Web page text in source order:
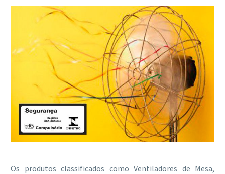
Os produtos classificados como Ventiladores de Mesa,